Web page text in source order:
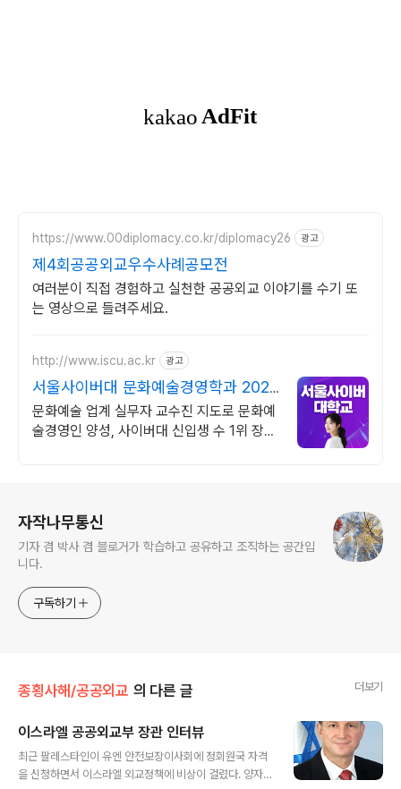
https://www.00diplomacy.co.kr/diplomacy26 광고
제4회공공외교우수사례공모전
여러분이 직접 경험하고 실천한 공공외교 이야기를 수기 또
는 영상으로 들려주세요.
http://www.iscu.ac.kr 광고
서울사이버대 문화예술경영학과 2026
가을학기 신편입생
문화예술 업계 실무자 교수진 지도로 문화예
술경영인 양성, 사이버대 신입생 수 1위 장학
자작나무통신
기자 겸 박사 겸 블로거가 학습하고 공유하고 조직하는 공간입
니다.
구독하기
종횡사해/공공외교 의 다른 글 더보기
이스라엘 공공외교부 장관 인터뷰
최근 팔레스타인이 유엔 안전보장이사회에 정회원국 자격
을 신청하면서 이스라엘 외교정책에 비상이 걸렸다. 양자